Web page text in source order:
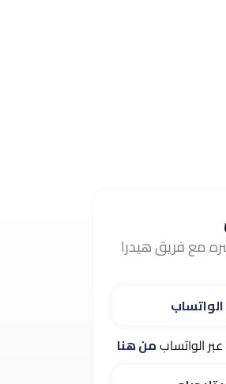
مع فريق هيدرا
الواتسابمن هنا